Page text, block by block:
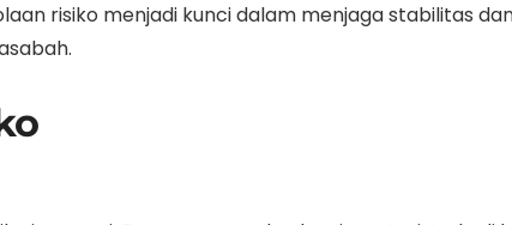
risiko menjadi kunci dalam menjaga stabilitas